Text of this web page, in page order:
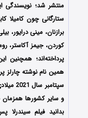
منتشر شد؛ نویسندگی
ستارگانی چون کامیلا
برازنان، مینی درایور،
کوردن، جیمز آکاستر،
پرداخته‌اند؛ همچنین
و سایر کشورها
بدانید فیلم